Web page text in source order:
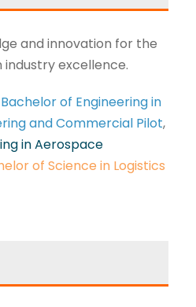
and innovation for the
excellence.
Bachelor of Engineering in
and Commercial Pilot,
in Aerospace
of Science in Logistics